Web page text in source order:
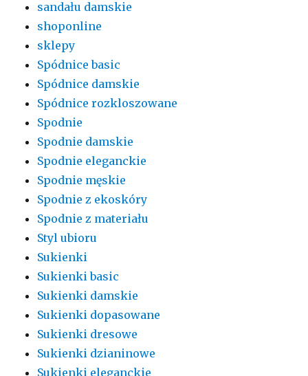
sandału damskie
shoponline
sklepy
Spódnice basic
Spódnice damskie
Spódnice rozkloszowane
Spodnie
Spodnie damskie
Spodnie eleganckie
Spodnie męskie
Spodnie z ekoskóry
Spodnie z materiału
Styl ubioru
Sukienki
Sukienki basic
Sukienki damskie
Sukienki dopasowane
Sukienki dresowe
Sukienki dzianinowe
Sukienki eleganckie